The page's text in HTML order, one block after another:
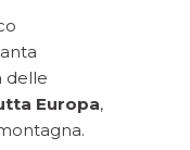
delle
Europa,